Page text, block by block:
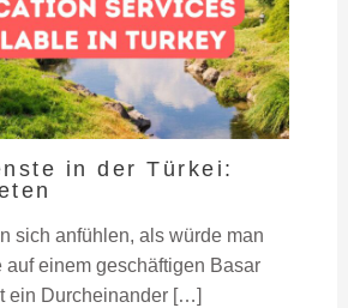
in der Türkei:
sich anfühlen, als würde man
auf einem geschäftigen Basar
ein Durcheinander […]